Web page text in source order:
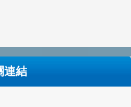
連結